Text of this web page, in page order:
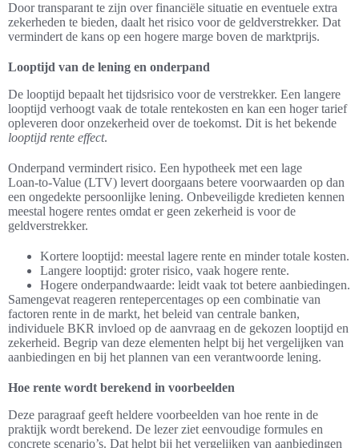
Door transparant te zijn over financiële situatie en eventuele extra
zekerheden te bieden, daalt het risico voor de geldverstrekker. Dat
vermindert de kans op een hogere marge boven de marktprijs.
Looptijd van de lening en onderpand
De looptijd bepaalt het tijdsrisico voor de verstrekker. Een langere
looptijd verhoogt vaak de totale rentekosten en kan een hoger tarief
opleveren door onzekerheid over de toekomst. Dit is het bekende
looptijd rente effect.
Onderpand vermindert risico. Een hypotheek met een lage
Loan‑to‑Value (LTV) levert doorgaans betere voorwaarden op dan
een ongedekte persoonlijke lening. Onbeveiligde kredieten kennen
meestal hogere rentes omdat er geen zekerheid is voor de
geldverstrekker.
Kortere looptijd: meestal lagere rente en minder totale kosten.
Langere looptijd: groter risico, vaak hogere rente.
Hogere onderpandwaarde: leidt vaak tot betere aanbiedingen.
Samengevat reageren rentepercentages op een combinatie van
factoren rente in de markt, het beleid van centrale banken,
individuele BKR invloed op de aanvraag en de gekozen looptijd en
zekerheid. Begrip van deze elementen helpt bij het vergelijken van
aanbiedingen en bij het plannen van een verantwoorde lening.
Hoe rente wordt berekend in voorbeelden
Deze paragraaf geeft heldere voorbeelden van hoe rente in de
praktijk wordt berekend. De lezer ziet eenvoudige formules en
concrete scenario’s. Dat helpt bij het vergelijken van aanbiedingen